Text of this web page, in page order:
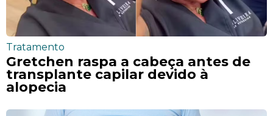
Tratamento
Gretchen raspa a cabeça antes de
transplante capilar devido à
alopecia